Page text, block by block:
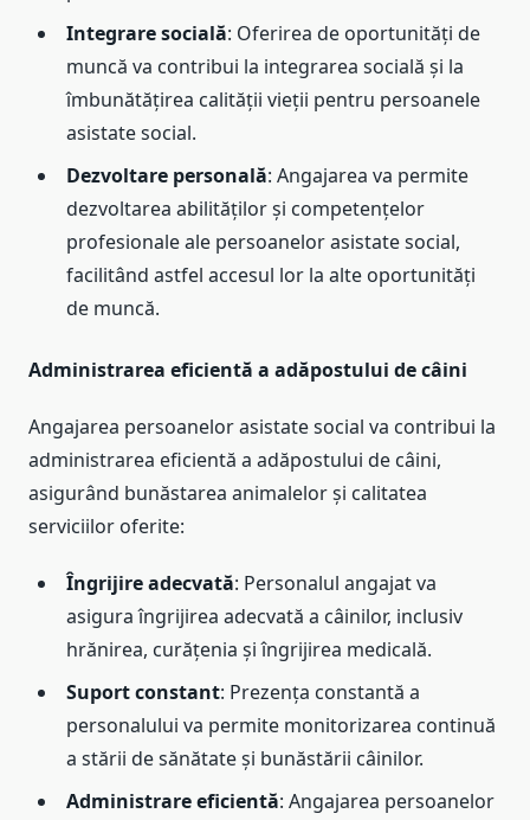
Integrare socială: Oferirea de oportunități de
muncă va contribui la integrarea socială și la
îmbunătățirea calității vieții pentru persoanele
asistate social.
Dezvoltare personală: Angajarea va permite
dezvoltarea abilităților și competențelor
profesionale ale persoanelor asistate social,
facilitând astfel accesul lor la alte oportunități
de muncă.
Administrarea eficientă a adăpostului de câini
Angajarea persoanelor asistate social va contribui la
administrarea eficientă a adăpostului de câini,
asigurând bunăstarea animalelor și calitatea
serviciilor oferite:
Îngrijire adecvată: Personalul angajat va
asigura îngrijirea adecvată a câinilor, inclusiv
hrănirea, curățenia și îngrijirea medicală.
Suport constant: Prezența constantă a
personalului va permite monitorizarea continuă
a stării de sănătate și bunăstării câinilor.
Administrare eficientă: Angajarea persoanelor